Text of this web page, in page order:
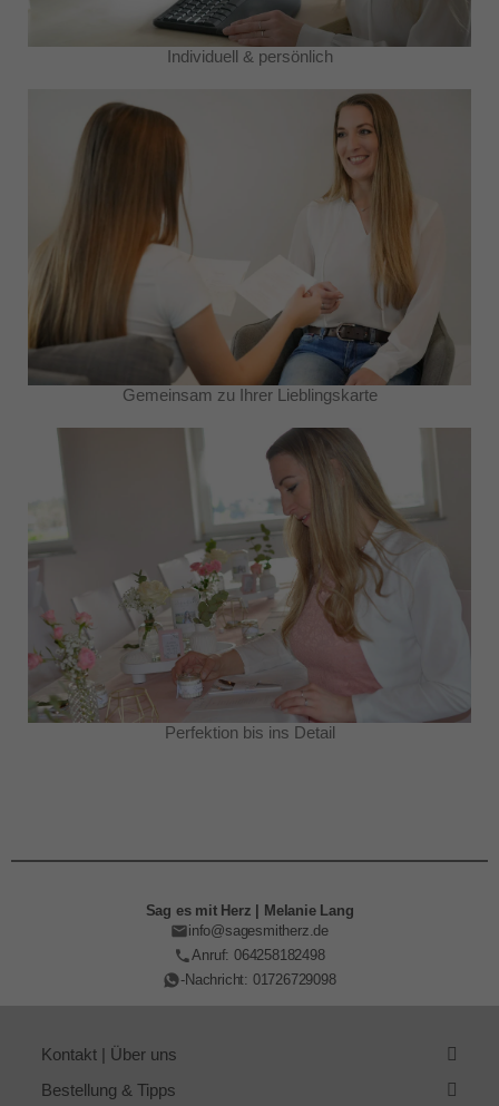
Individuell & persönlich
Gemeinsam zu Ihrer Lieblingskarte
Perfektion bis ins Detail
Sag es mit Herz | Melanie Lang
info@sagesmitherz.de
Anruf: 064258182498
-Nachricht: 01726729098
Kontakt | Über uns
Bestellung & Tipps